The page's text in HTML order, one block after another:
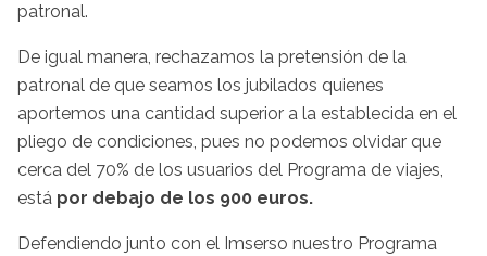
patronal.
De igual manera, rechazamos la pretensión de la
patronal de que seamos los jubilados quienes
aportemos una cantidad superior a la establecida en el
pliego de condiciones, pues no podemos olvidar que
cerca del 70% de los usuarios del Programa de viajes,
está por debajo de los 900 euros.
Defendiendo junto con el Imserso nuestro Programa